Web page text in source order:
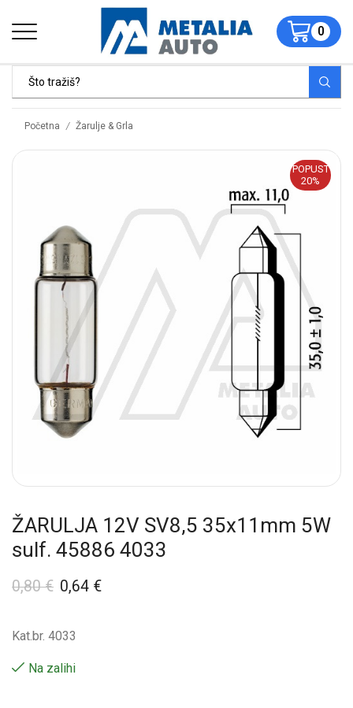
0
Početna / Žarulje & Grla
POPUST
20%
ŽARULJA 12V SV8,5 35x11mm 5W
sulf. 45886 4033
0,80€ 0,64 €
Kat.br. 4033
Na zalihi